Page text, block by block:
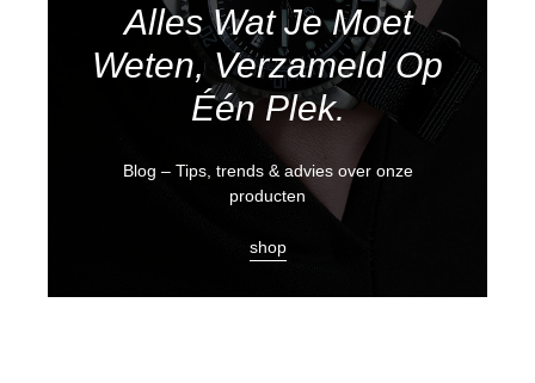
Alles Wat Je Moet
Weten, Verzameld Op
Één Plek.
Blog – Tips, trends & advies over onze
producten
shop